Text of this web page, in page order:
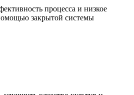
процесса и низкое
закрытой системы